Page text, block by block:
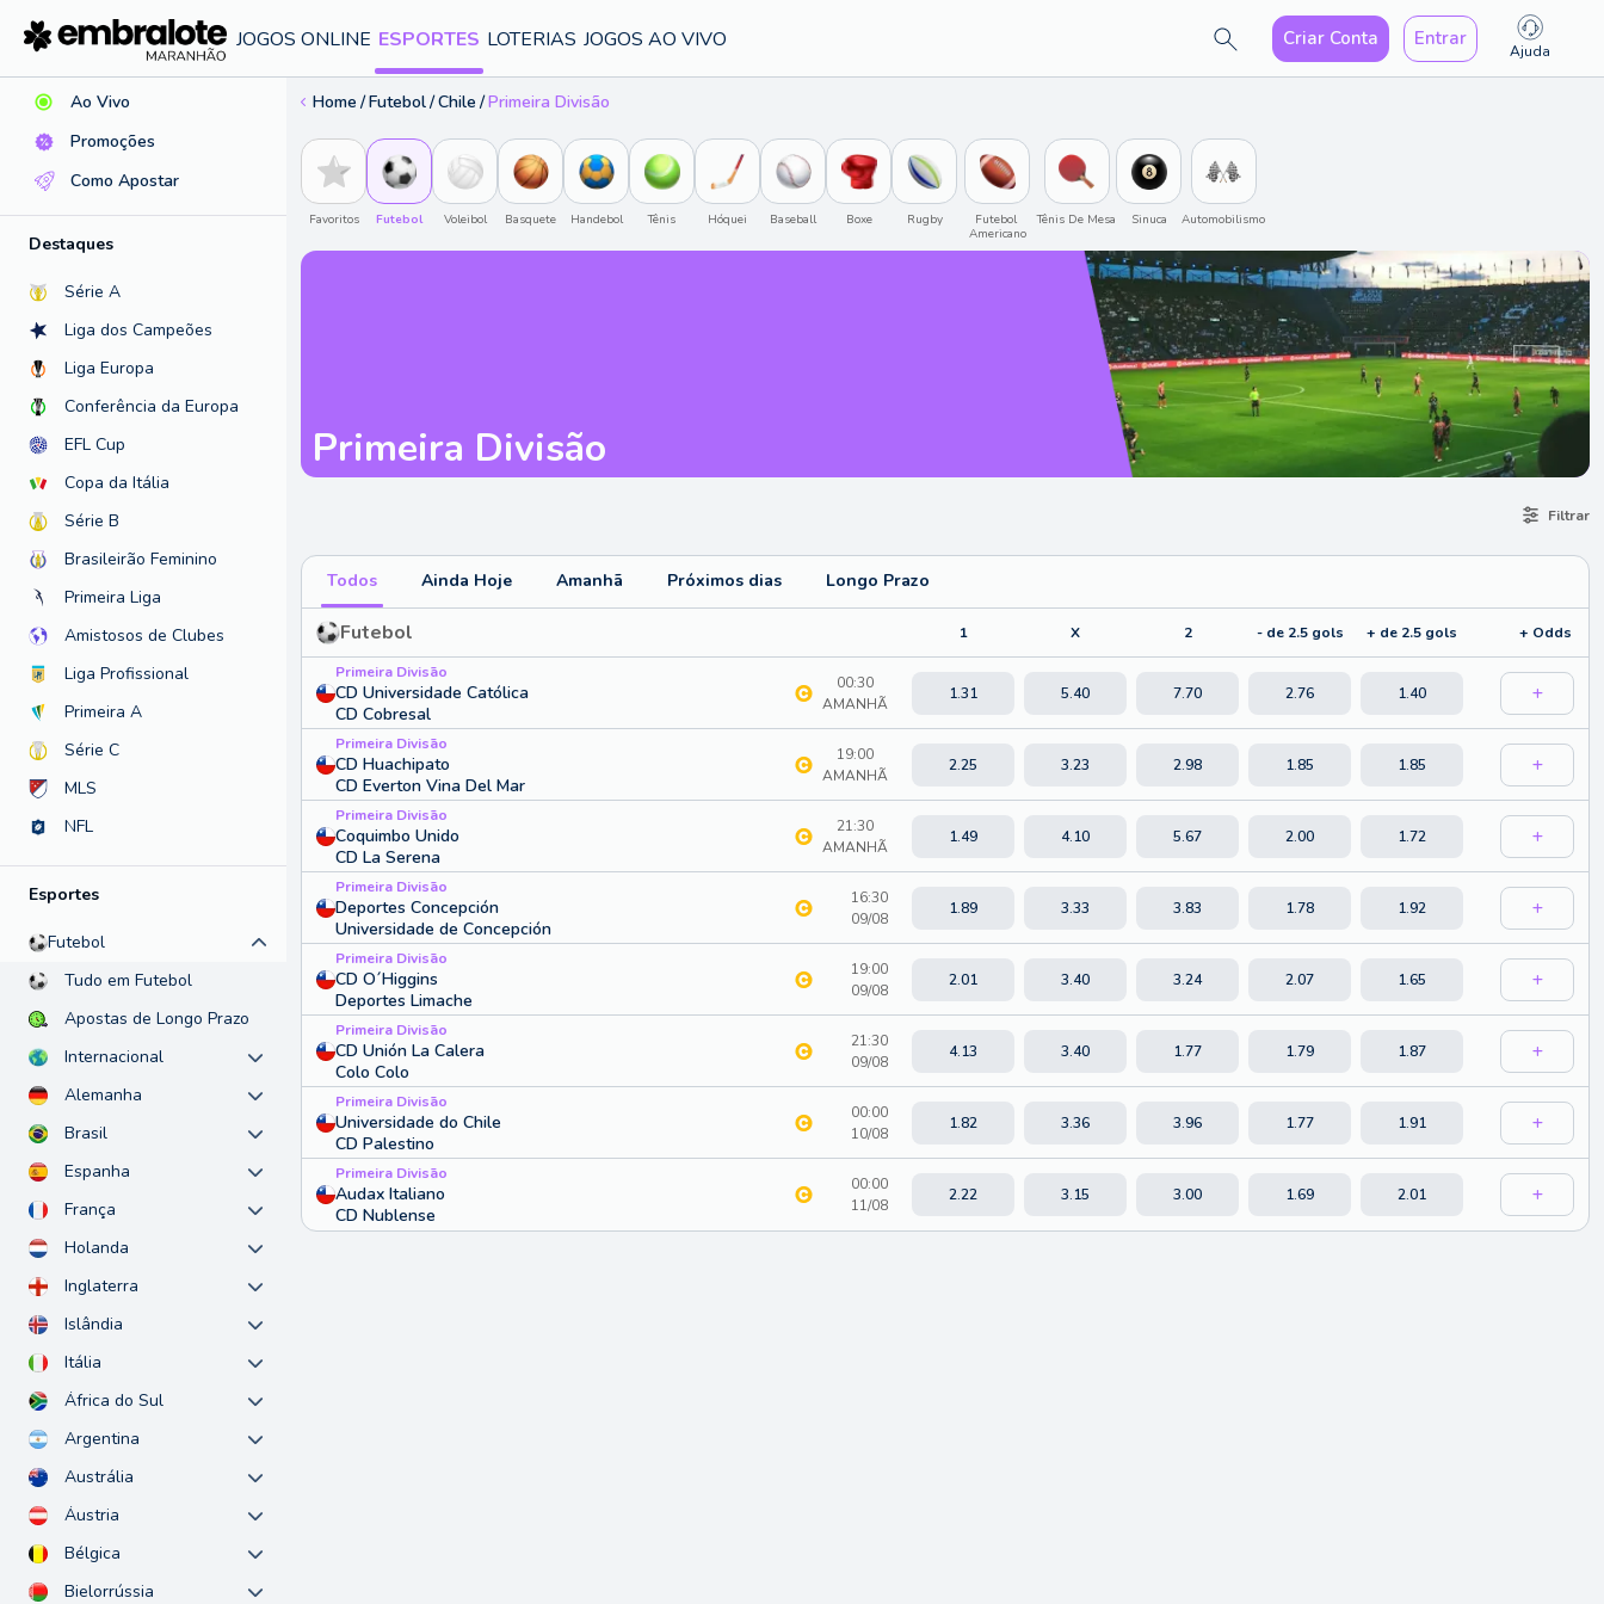
JOGOS ONLINE ESPORTES LOTERIAS JOGOS AO VIVO Criar Conta Entrar
Ajuda
Home Futebol Chile Primeira Divisão
Favoritos Futebol Voleibol Basquete Handebol Tênis Hóquei Baseball Boxe Rugby
Futebol
Americano
Tênis De Mesa Sinuca Automobilismo
Primeira Divisão
Filtrar
Todos Ainda Hoje Amanhã Próximos dias Longo Prazo
Futebol 1 X 2 - de 2.5 gols + de 2.5 gols + Odds
Primeira Divisão
CD Universidade Católica
CD Cobresal
00:30
AMANHÃ
1.31 5.40 7.70 2.76 1.40
Primeira Divisão
CD Huachipato
CD Everton Vina Del Mar
19:00
AMANHÃ
2.25 3.23 2.98 1.85 1.85
Primeira Divisão
Coquimbo Unido
CD La Serena
21:30
AMANHÃ
1.49 4.10 5.67 2.00 1.72
Primeira Divisão
Deportes Concepción
Universidade de Concepción
16:30
09/08
1.89 3.33 3.83 1.78 1.92
Primeira Divisão
CD O´Higgins
Deportes Limache
19:00
09/08
2.01 3.40 3.24 2.07 1.65
Primeira Divisão
CD Unión La Calera
Colo Colo
21:30
09/08
4.13 3.40 1.77 1.79 1.87
Primeira Divisão
Universidade do Chile
CD Palestino
00:00
10/08
1.82 3.36 3.96 1.77 1.91
Primeira Divisão
Audax Italiano
CD Nublense
00:00
11/08
2.22 3.15 3.00 1.69 2.01
Ao Vivo
Promoções
Como Apostar
Destaques
Série A
Liga dos Campeões
Liga Europa
Conferência da Europa
EFL Cup
Copa da Itália
Série B
Brasileirão Feminino
Primeira Liga
Amistosos de Clubes
Liga Profissional
Primeira A
Série C
MLS
NFL
Esportes
Futebol
Tudo em Futebol
Apostas de Longo Prazo
Internacional
Alemanha
Brasil
Espanha
França
Holanda
Inglaterra
Islândia
Itália
África do Sul
Argentina
Austrália
Áustria
Bélgica
Bielorrússia